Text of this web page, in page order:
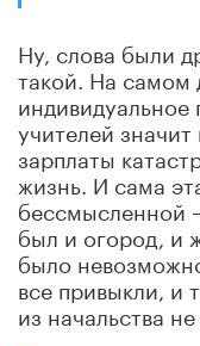
Ну, слова были
такой. На самом
индивидуальное
учителей
зарплаты
жизнь. И сама
бессмысленной
был и огород, и
было
все привыкли и
из начальства не